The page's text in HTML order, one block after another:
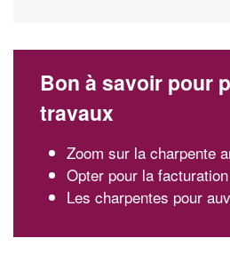
Bon à savoir pour
travaux
Zoom sur la charpente
Opter pour la
Les charpentes pour